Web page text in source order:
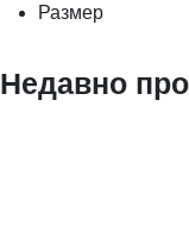
Размер
Недавно